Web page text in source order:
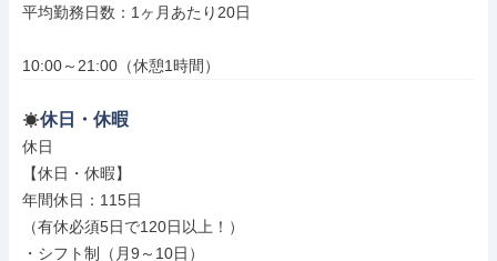
平均勤務日数：1ヶ月あたり20日
10:00～21:00（休憩1時間）
休日・休暇
休日
【休日・休暇】
年間休日：115日
（有休必須5日で120日以上！）
・シフト制（月9～10日）